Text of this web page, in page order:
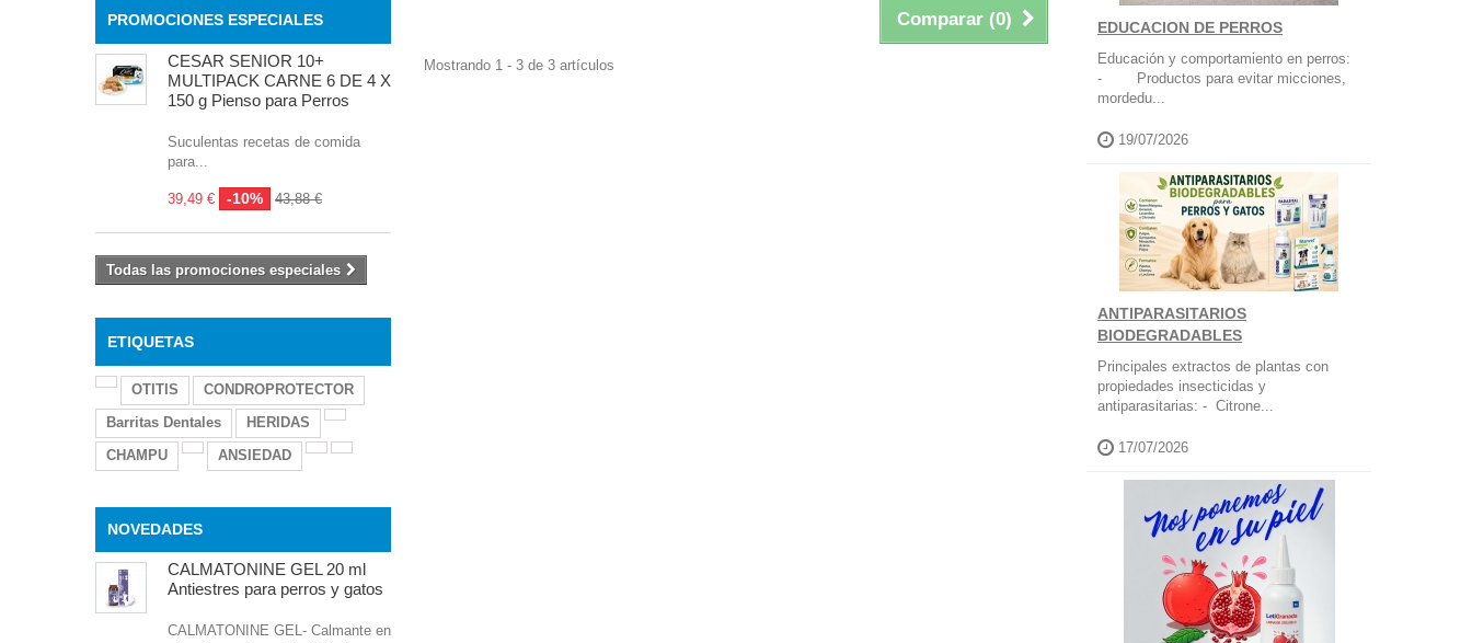
PROMOCIONES ESPECIALES
CESAR SENIOR 10+
MULTIPACK CARNE 6 DE 4 X
150 g Pienso para Perros
Suculentas recetas de comida
para...
39,49 € -10% 43,88 €
Todas las promociones especiales
ETIQUETAS
OTITIS
CONDROPROTECTOR
Barritas Dentales
HERIDAS
CHAMPU
ANSIEDAD
NOVEDADES
CALMATONINE GEL 20 ml
Antiestres para perros y gatos
CALMATONINE GEL- Calmante en
Comparar (0)
Mostrando 1 - 3 de 3 artículos
EDUCACION DE PERROS
Educación y comportamiento en perros:
- Productos para evitar micciones,
mordedu...
19/07/2026
ANTIPARASITARIOS
BIODEGRADABLES
Principales extractos de plantas con
propiedades insecticidas y
antiparasitarias: - Citrone...
17/07/2026